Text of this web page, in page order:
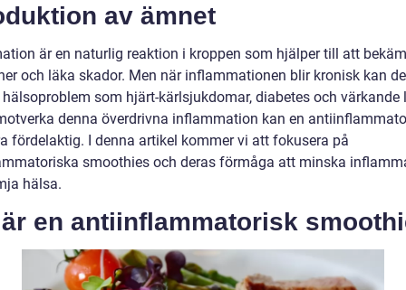
av ämnet
är en naturlig reaktion i kroppen som hjälper till att
och läka skador. Men när inflammationen blir kronisk kan
som hjärt-kärlsjukdomar, diabetes och värkande
denna överdrivna inflammation kan en
fördelaktig. I denna artikel kommer vi att fokusera på
smoothies och deras förmåga att minska
hälsa.
en antiinflammatorisk